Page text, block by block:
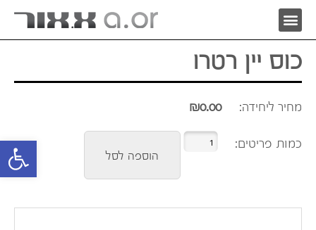
פתח
כוס יין רטרו
מחיר ליחידה: ₪0.00
הוספה לסל